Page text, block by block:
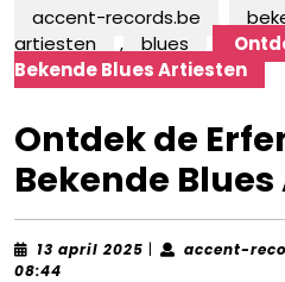
accent-records.be
artiesten
, blues
Bekende Blues Artiesten
Ontdek de
Bekende
13 april 2025 13| accent-
08:44